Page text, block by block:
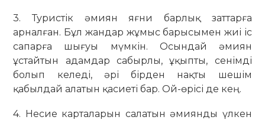
3. Туристік әмиян яғни барлық заттарға
арналған. Бұл жандар жұмыс барысымен жиі іс
сапарға шығуы мүмкін. Осындай әмиян
ұстайтын адамдар сабырлы, ұқыпты, сенімді
болып келеді, әрі бірден нақты шешім
қабылдай алатын қасиеті бар. Ой-өрісі де кең.
4. Несие карталарын салатын әмиянды үлкен